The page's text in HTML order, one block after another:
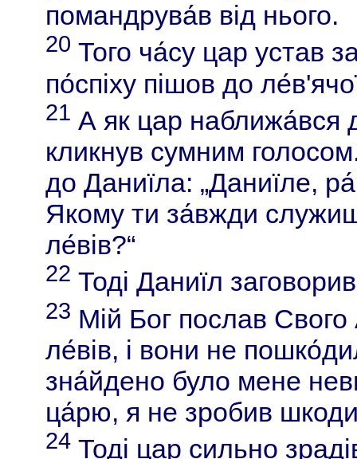
помандрува́в від нього.
20 Того ча́су цар устав
по́спіху пішов до
21 А як цар наближа́вся
кликнув сумним
до Даниїла: „Даниїле,
Якому ти за́вжди
ле́вів?“
22 Тоді Даниїл
23 Мій Бог послав
ле́вів, і вони не
зна́йдено було мене
ца́рю, я не зробив
24 Тоді цар сильно